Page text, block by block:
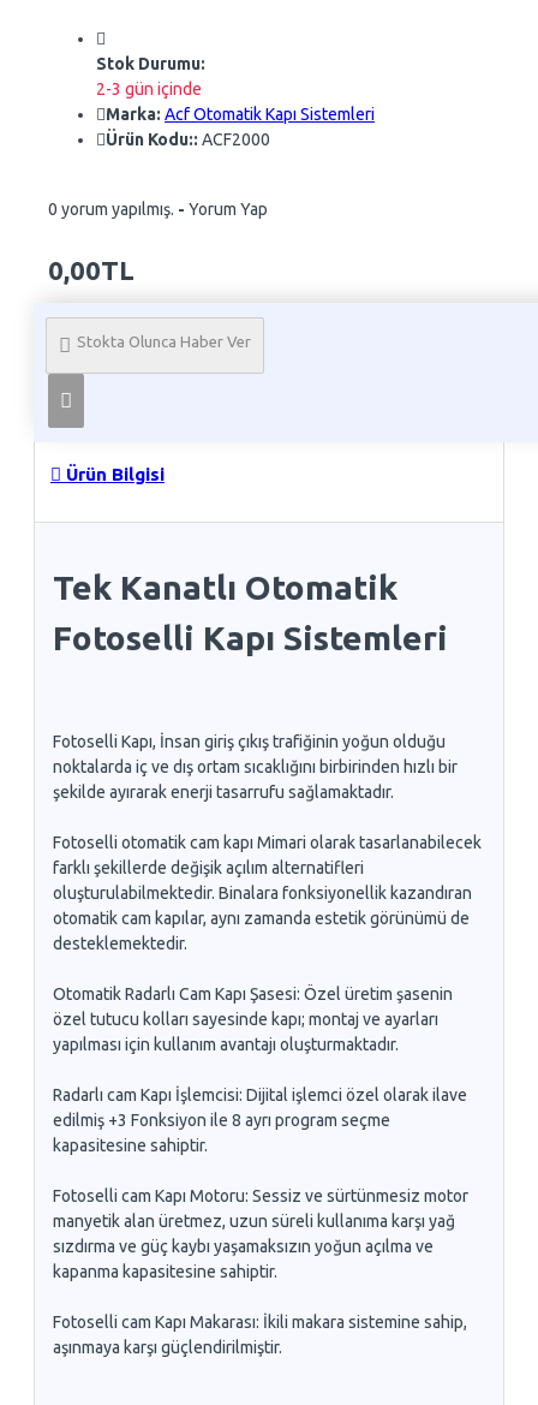
Stok Durumu:
2-3 gün içinde
Marka: Acf Otomatik Kapı Sistemleri
Ürün Kodu:: ACF2000
0 yorum yapılmış. - Yorum Yap
0,00TL
Stokta Olunca Haber Ver
Telefon İle Sipariş
Ürün Bilgisi
Tek Kanatlı Otomatik
Fotoselli Kapı Sistemleri
Fotoselli Kapı, İnsan giriş çıkış trafiğinin yoğun olduğu
noktalarda iç ve dış ortam sıcaklığını birbirinden hızlı bir
şekilde ayırarak enerji tasarrufu sağlamaktadır.
Fotoselli otomatik cam kapı Mimari olarak tasarlanabilecek
farklı şekillerde değişik açılım alternatifleri
oluşturulabilmektedir. Binalara fonksiyonellik kazandıran
otomatik cam kapılar, aynı zamanda estetik görünümü de
desteklemektedir.
Otomatik Radarlı Cam Kapı Şasesi: Özel üretim şasenin
özel tutucu kolları sayesinde kapı; montaj ve ayarları
yapılması için kullanım avantajı oluşturmaktadır.
Radarlı cam Kapı İşlemcisi: Dijital işlemci özel olarak ilave
edilmiş +3 Fonksiyon ile 8 ayrı program seçme
kapasitesine sahiptir.
Fotoselli cam Kapı Motoru: Sessiz ve sürtünmesiz motor
manyetik alan üretmez, uzun süreli kullanıma karşı yağ
sızdırma ve güç kaybı yaşamaksızın yoğun açılma ve
kapanma kapasitesine sahiptir.
Fotoselli cam Kapı Makarası: İkili makara sistemine sahip,
aşınmaya karşı güçlendirilmiştir.